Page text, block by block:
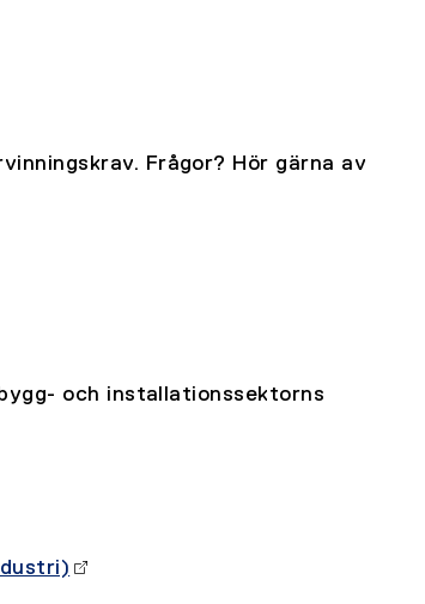
Frågor? Hör gärna av
och installationssektorns